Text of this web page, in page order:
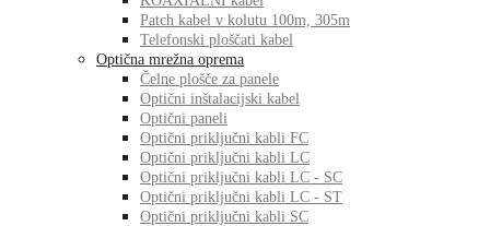
Patch kabel v kolutu 100m, 305m
Telefonski ploščati kabel
Optična mrežna oprema
Čelne plošče za panele
Optični inštalacijski kabel
Optični paneli
Optični priključni kabli FC
Optični priključni kabli LC
Optični priključni kabli LC - SC
Optični priključni kabli LC - ST
Optični priključni kabli SC